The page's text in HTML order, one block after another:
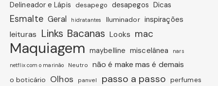
Delineador e Lápis desapego desapegos Dicas
Esmalte Geral hidratantes Iluminador inspirações
leituras Links Bacanas Looks mac
Maquiagem maybelline miscelânea nars
netflix com o marinão Neutro não é make mas é demais
o boticário Olhos panvel passo a passo perfumes